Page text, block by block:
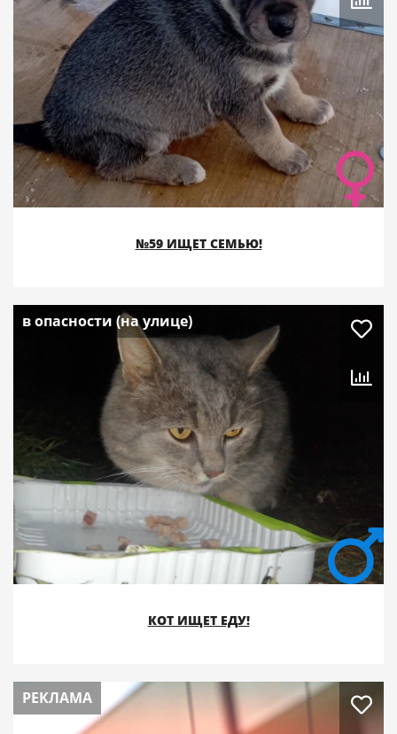
№59 ИЩЕТ СЕМЬЮ!
в опасности (на улице)
КОТ ИЩЕТ ЕДУ!
РЕКЛАМА